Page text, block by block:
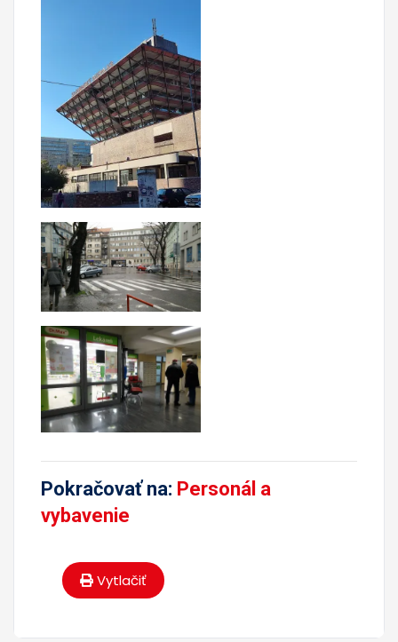
Pokračovať na: Personál a
vybavenie
Vytlačiť